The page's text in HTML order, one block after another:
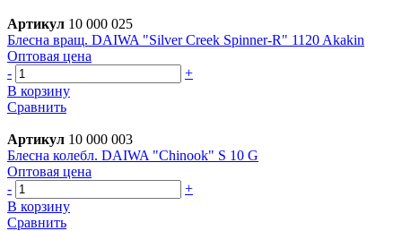
Артикул 10 000 025
Блесна вращ. DAIWA "Silver Creek Spinner-R" 1120 Akakin
Оптовая цена
-
+
В корзину
Сравнить
Артикул 10 000 003
Блесна колебл. DAIWA "Chinook" S 10 G
Оптовая цена
-
+
В корзину
Сравнить